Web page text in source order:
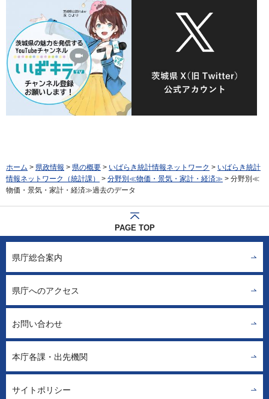
ホーム > 県政情報 > 県の概要 > いばらき統計情報ネットワーク > いばらき統計
情報ネットワーク（統計課）
> 分野別≪物価・景気・家計・経済≫ > 分野別≪
物価・景気・家計・経済≫過去のデータ
PAGE TOP
県庁総合案内
県庁へのアクセス
お問い合わせ
本庁各課・出先機関
サイトポリシー